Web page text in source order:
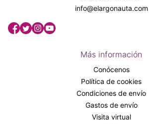
info@elargonauta.com
Más información
Conócenos
Política de cookies
Condiciones de envío
Gastos de envío
Visita virtual